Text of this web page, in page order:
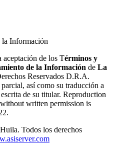
la Información
aceptación de los Términos y
de la Información de La
Reservados D.R.A.
así como su traducción a
de su titular. Reproduction
written permission is
Todos los derechos